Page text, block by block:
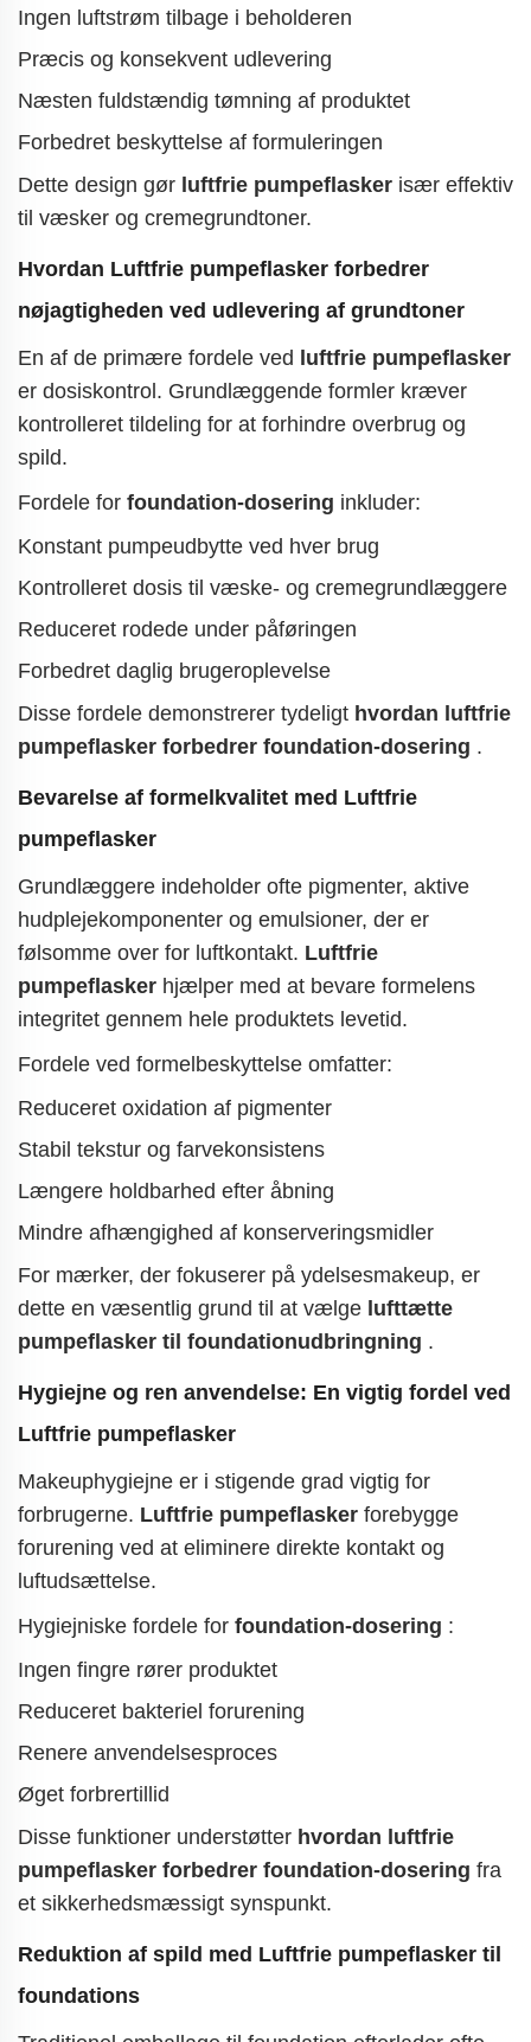
Ingen luftstrøm tilbage i beholderen
Præcis og konsekvent udlevering
Næsten fuldstændig tømning af produktet
Forbedret beskyttelse af formuleringen
Dette design gør luftfrie pumpeflasker især effektiv
til væsker og cremegrundtoner.
Hvordan Luftfrie pumpeflasker forbedrer
nøjagtigheden ved udlevering af grundtoner
En af de primære fordele ved
luftfrie pumpeflasker
er dosiskontrol. Grundlæggende formler kræver
kontrolleret tildeling for at forhindre overbrug og
spild.
Fordele for foundation-dosering inkluder:
Konstant pumpeudbytte ved hver brug
Kontrolleret dosis til væske- og cremegrundlæggere
Reduceret rodede under påføringen
Forbedret daglig brugeroplevelse
Disse fordele demonstrerer tydeligt hvordan luftfrie
pumpeflasker forbedrer foundation-dosering .
Bevarelse af formelkvalitet med Luftfrie
pumpeflasker
Grundlæggere indeholder ofte pigmenter, aktive
hudplejekomponenter og emulsioner, der er
følsomme over for luftkontakt. Luftfrie
pumpeflasker hjælper med at bevare formelens
integritet gennem hele produktets levetid.
Fordele ved formelbeskyttelse omfatter:
Reduceret oxidation af pigmenter
Stabil tekstur og farvekonsistens
Længere holdbarhed efter åbning
Mindre afhængighed af konserveringsmidler
For mærker, der fokuserer på ydelsesmakeup, er
dette en væsentlig grund til at vælge lufttætte
pumpeflasker til foundationudbringning .
Hygiejne og ren anvendelse: En vigtig fordel ved
Luftfrie pumpeflasker
Makeuphygiejne er i stigende grad vigtig for
forbrugerne. Luftfrie pumpeflasker forebygge
forurening ved at eliminere direkte kontakt og
luftudsættelse.
Hygiejniske fordele for foundation-dosering :
Ingen fingre rører produktet
Reduceret bakteriel forurening
Renere anvendelsesproces
Øget forbrertillid
Disse funktioner understøtter hvordan luftfrie
pumpeflasker forbedrer foundation-dosering fra
et sikkerhedsmæssigt synspunkt.
Reduktion af spild med Luftfrie pumpeflasker til
foundations